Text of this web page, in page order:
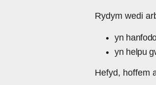
Rydym wedi
yn
yn helpu
Hefyd, hoffem